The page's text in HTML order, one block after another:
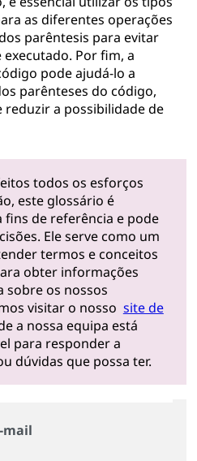
as diferentes operações
parêntesis para evitar
Por fim, a
pode ajudá-lo a
parênteses do código,
a possibilidade de
todos os esforços
este glossário é
de referência e pode
Ele serve como um
termos e conceitos
obter informações
sobre os nossos
visitar o nosso site de
a nossa equipa está
para responder a
dúvidas que possa ter.
mail